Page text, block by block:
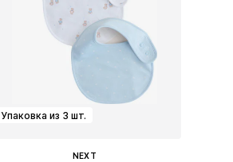
Упаковка из 3 шт.
NEXT